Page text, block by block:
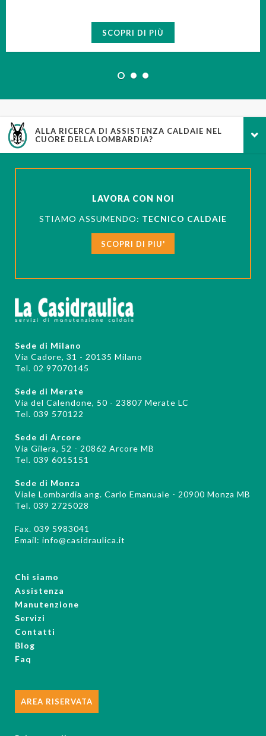
SCOPRI DI PIÙ
ALLA RICERCA DI ASSISTENZA CALDAIE NEL
CUORE DELLA LOMBARDIA?
LAVORA CON NOI
STIAMO ASSUMENDO: TECNICO CALDAIE
SCOPRI DI PIU'
Sede di Milano
Via Cadore, 31 - 20135 Milano
Tel. 02 97070145
Sede di Merate
Via del Calendone, 50 - 23807 Merate LC
Tel. 039 570122
Sede di Arcore
Via Gilera, 52 - 20862 Arcore MB
Tel. 039 6015151
Sede di Monza
Viale Lombardia ang. Carlo Emanuale - 20900 Monza MB
Tel. 039 2725028
Fax. 039 5983041
Email: info@casidraulica.it
Chi siamo
Assistenza
Manutenzione
Servizi
Contatti
Blog
Faq
AREA RISERVATA